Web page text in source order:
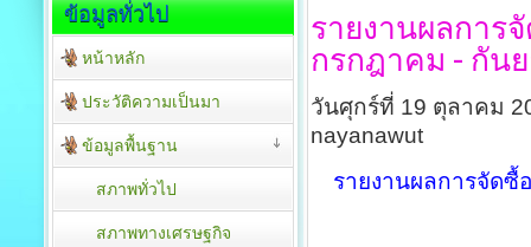
รายงานผลการ
กรกฎาคม - กัน
วันศุกร์ที่ 19 ตุลาคม
nayanawut
รายงานผลการจัดซื้
ข้อมูลทั่วไป
หน้าหลัก
ประวัติความเป็นมา
ข้อมูลพื้นฐาน
สภาพทั่วไป
สภาพทางเศรษฐกิจ